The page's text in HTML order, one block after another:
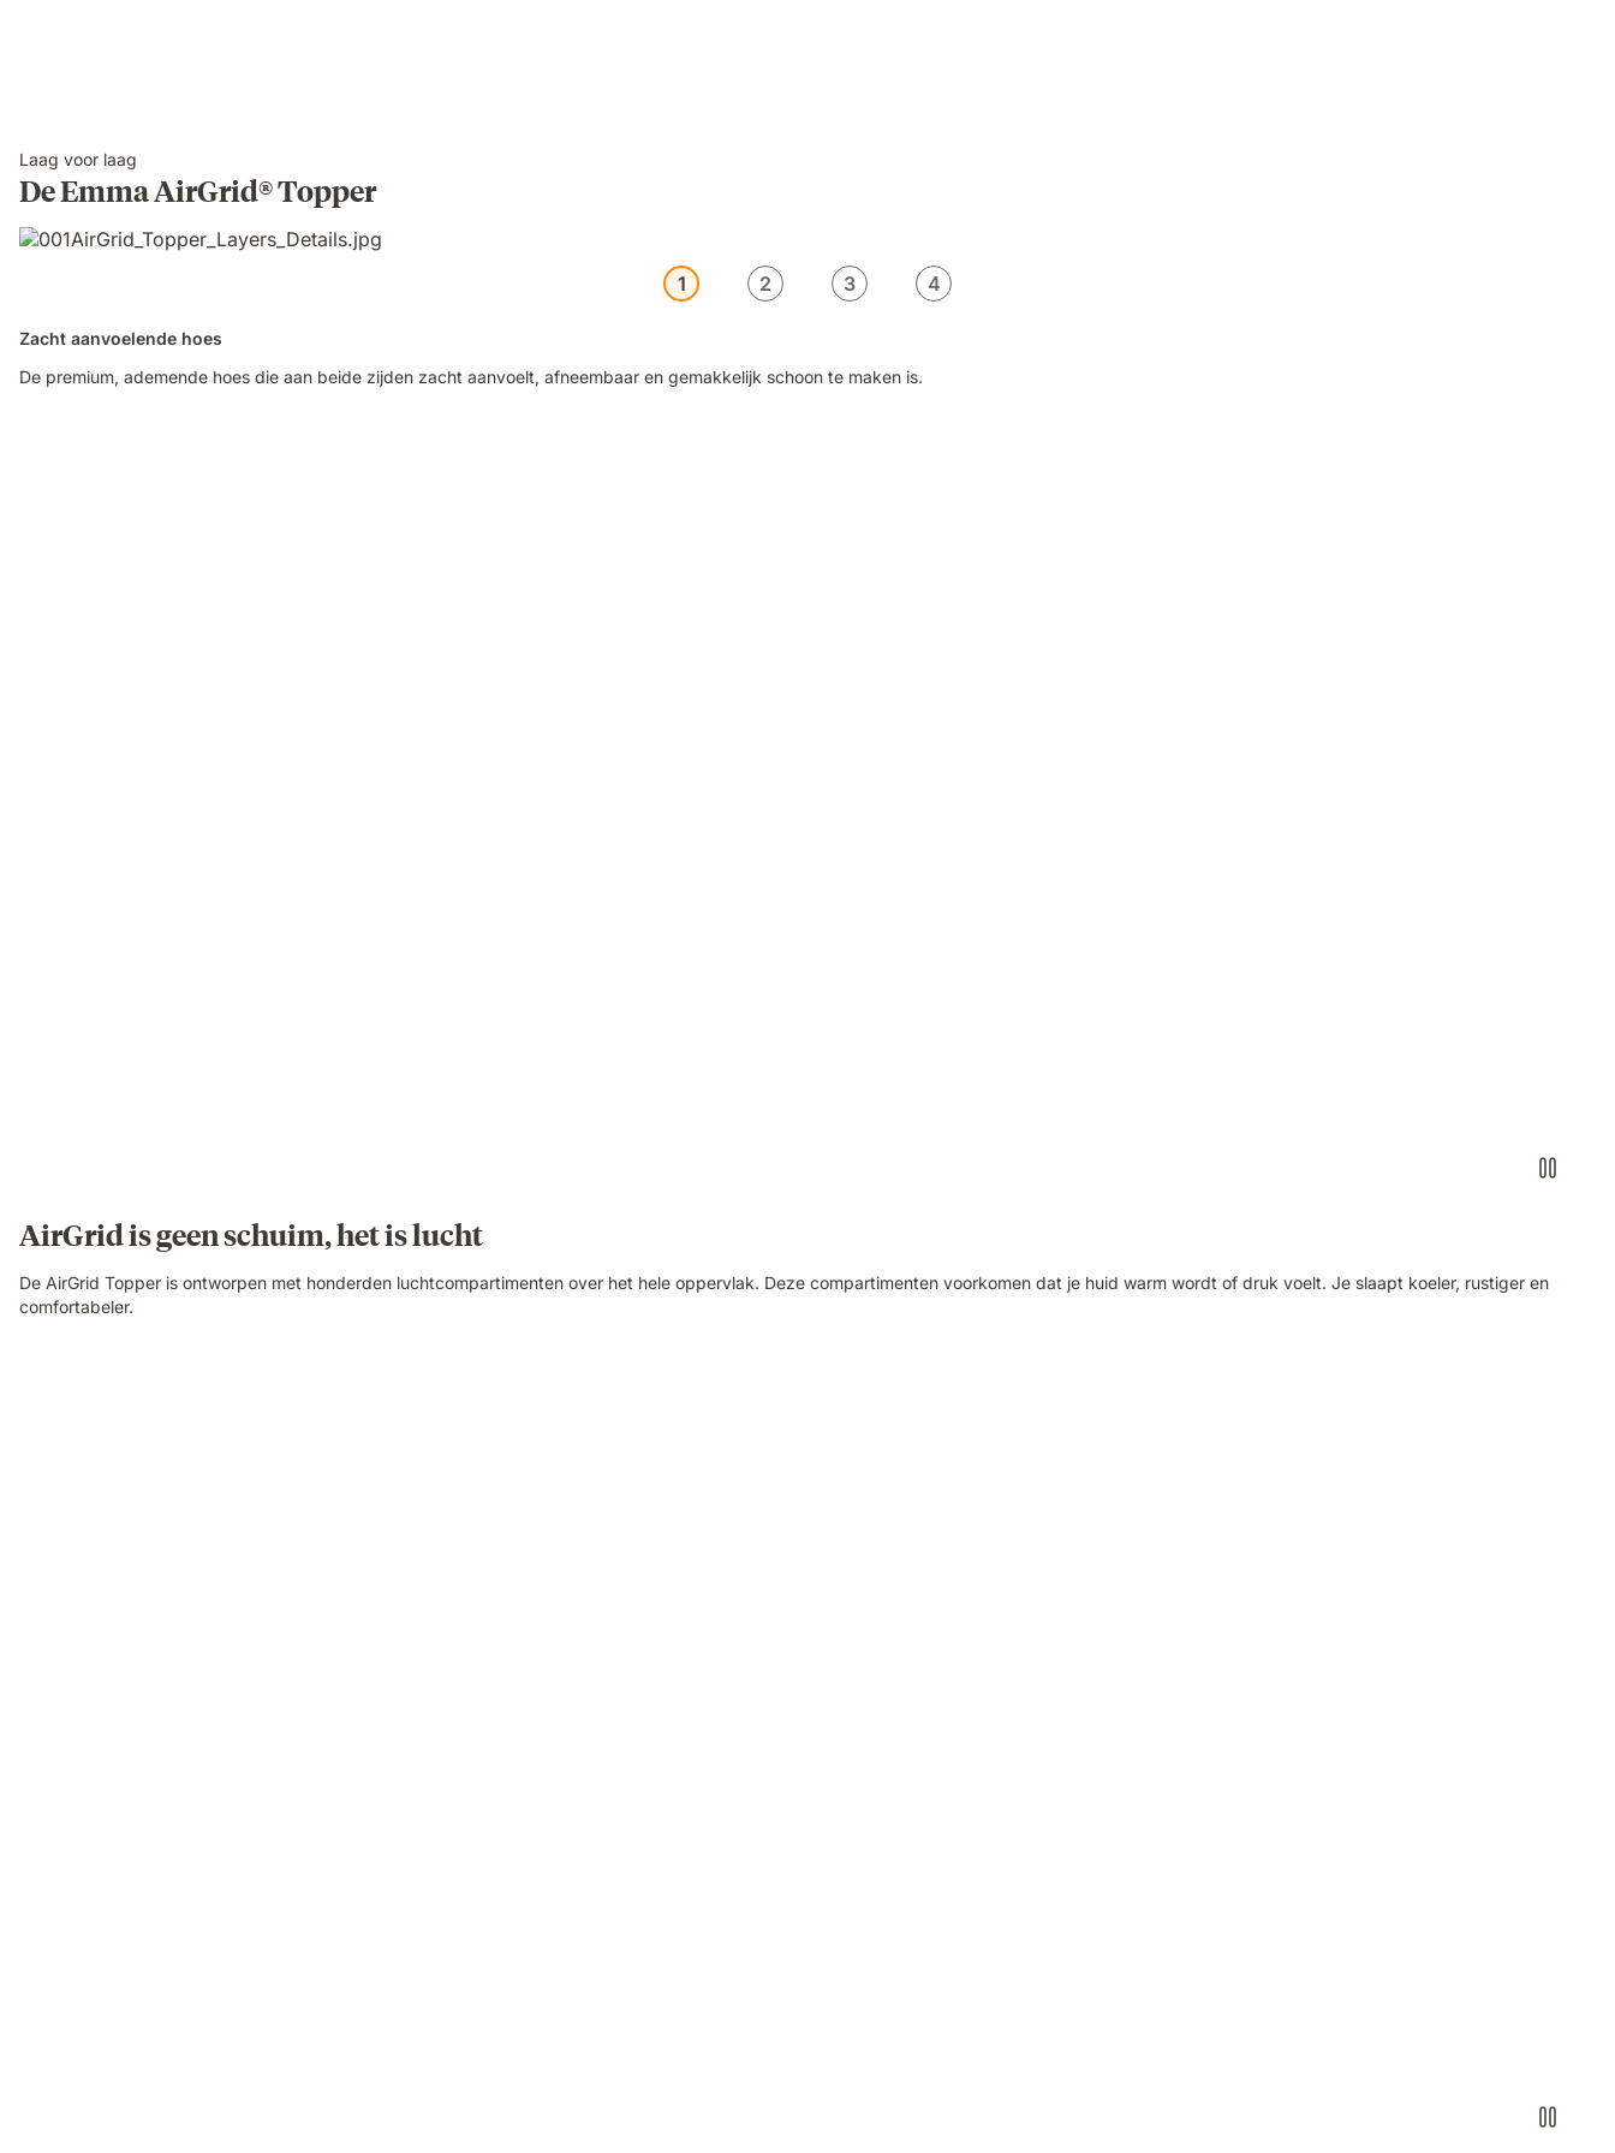
Laag voor laag
De Emma AirGrid® Topper
1 2 3 4
Zacht aanvoelende hoes
De premium, ademende hoes die aan beide zijden zacht aanvoelt, afneembaar en gemakkelijk schoon te maken is.
AirGrid is geen schuim, het is lucht
De AirGrid Topper is ontworpen met honderden luchtcompartimenten over het hele oppervlak. Deze compartimenten voorkomen dat je huid warm wordt of druk voelt. Je slaapt koeler, rustiger en
comfortabeler.